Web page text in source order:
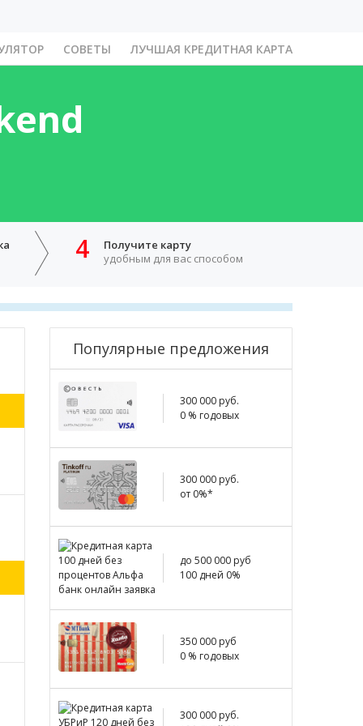
СОВЕТЫ ЛУЧШАЯ КРЕДИТНАЯ КАРТА
4
Получите карту
удобным для вас способом
Популярные предложения
300 000 руб.
0 % годовых
300 000 руб.
от 0%*
до 500 000 руб
100 дней 0%
350 000 руб
0 % годовых
300 000 руб.